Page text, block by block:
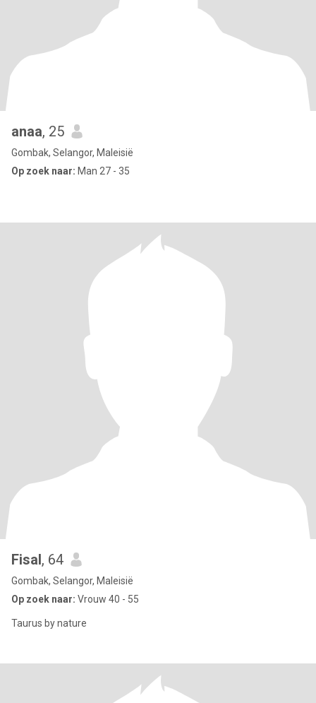
anaa, 25
Gombak, Selangor, Maleisië
Op zoek naar: Man 27 - 35
Fisal, 64
Gombak, Selangor, Maleisië
Op zoek naar: Vrouw 40 - 55
Taurus by nature